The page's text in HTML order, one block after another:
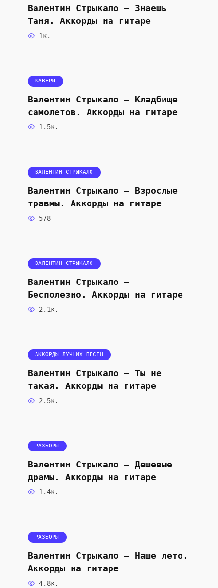
Валентин Стрыкало — Знаешь
Таня. Аккорды на гитаре
1к.
КАВЕРЫ
Валентин Стрыкало — Кладбище
самолетов. Аккорды на гитаре
1.5к.
ВАЛЕНТИН СТРЫКАЛО
Валентин Стрыкало — Взрослые
травмы. Аккорды на гитаре
578
ВАЛЕНТИН СТРЫКАЛО
Валентин Стрыкало —
Бесполезно. Аккорды на гитаре
2.1к.
АККОРДЫ ЛУЧШИХ ПЕСЕН
Валентин Стрыкало — Ты не
такая. Аккорды на гитаре
2.5к.
РАЗБОРЫ
Валентин Стрыкало — Дешевые
драмы. Аккорды на гитаре
1.4к.
РАЗБОРЫ
Валентин Стрыкало — Наше лето.
Аккорды на гитаре
4.8к.